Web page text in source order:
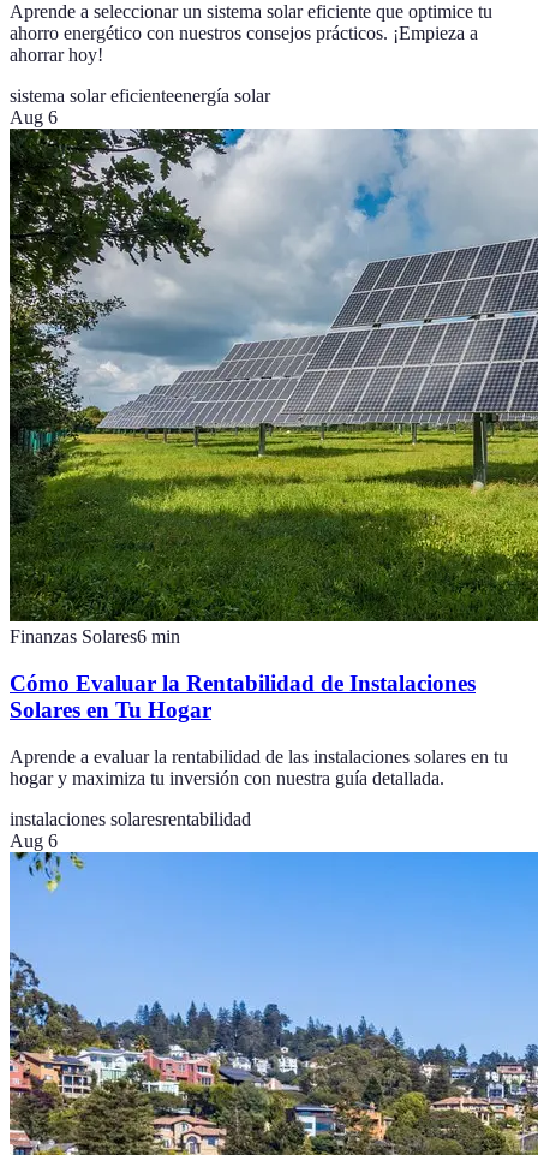
Aprende a seleccionar un sistema solar eficiente que optimice tu
ahorro energético con nuestros consejos prácticos. ¡Empieza a
ahorrar hoy!
sistema solar eficienteenergía solar
Aug 6
Finanzas Solares6 min
Cómo Evaluar la Rentabilidad de Instalaciones
Solares en Tu Hogar
Aprende a evaluar la rentabilidad de las instalaciones solares en tu
hogar y maximiza tu inversión con nuestra guía detallada.
instalaciones solaresrentabilidad
Aug 6